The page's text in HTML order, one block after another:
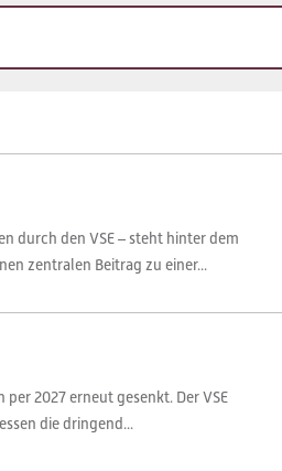
durch den VSE – steht hinter dem
zentralen Beitrag zu einer...
2027 erneut gesenkt. Der VSE
die dringend...